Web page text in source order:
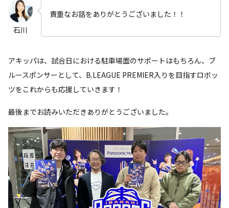
石川
貴重なお話をありがとうございました！！
アキッパは、試合日における駐車場面のサポートはもちろん、ブ
ルースポンサーとして、B.LEAGUE PREMIER入りを目指すロボッ
ツをこれからも応援していきます！
最後までお読みいただきありがとうございました。